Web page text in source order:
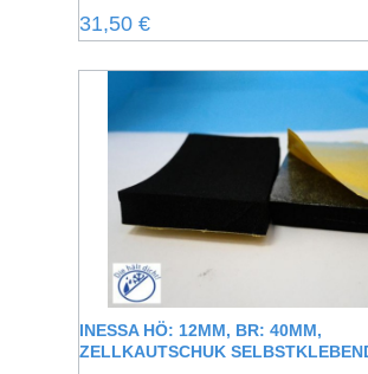
Regulärer Preis:
31,50 €
INESSA HÖ: 12MM, BR: 40MM,
ZELLKAUTSCHUK